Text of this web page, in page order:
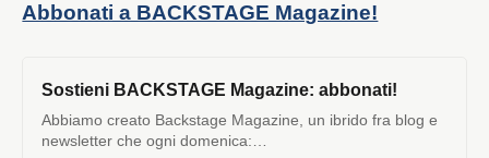
Abbonati a BACKSTAGE Magazine!
Sostieni BACKSTAGE Magazine: abbonati!
Abbiamo creato Backstage Magazine, un ibrido fra blog e
newsletter che ogni domenica: